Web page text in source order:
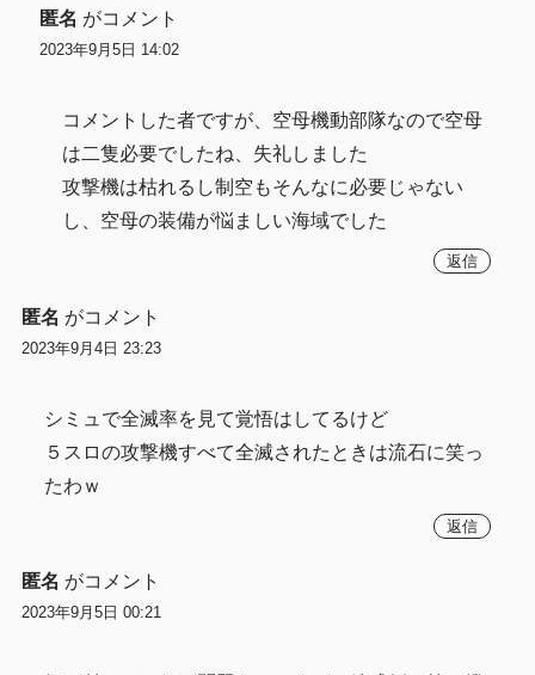
匿名 がコメント
2023年9月5日 14:02
コメントした者ですが、空母機動部隊なので空母
は二隻必要でしたね、失礼しました
攻撃機は枯れるし制空もそんなに必要じゃない
し、空母の装備が悩ましい海域でした
返信
匿名 がコメント
2023年9月4日 23:23
シミュで全滅率を見て覚悟はしてるけど
５スロの攻撃機すべて全滅されたときは流石に笑っ
たわｗ
返信
匿名 がコメント
2023年9月5日 00:21